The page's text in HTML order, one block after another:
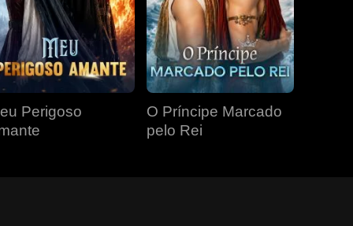
Perigoso
O Príncipe Marcado
pelo Rei